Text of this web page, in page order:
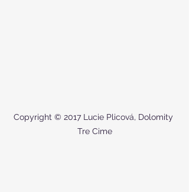
Copyright © 2017 Lucie Plicová, Dolomity
Tre Cime